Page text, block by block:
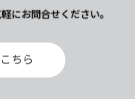
にお問合せください。
ちら